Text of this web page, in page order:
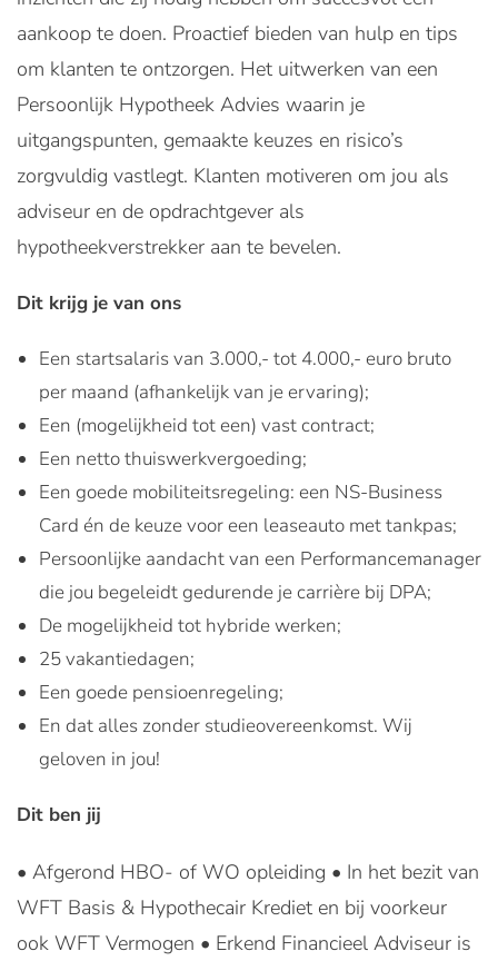
aankoop te doen. Proactief bieden van hulp en tips
om klanten te ontzorgen. Het uitwerken van een
Persoonlijk Hypotheek Advies waarin je
uitgangspunten, gemaakte keuzes en risico’s
zorgvuldig vastlegt. Klanten motiveren om jou als
adviseur en de opdrachtgever als
hypotheekverstrekker aan te bevelen.
Dit krijg je van ons
Een startsalaris van 3.000,- tot 4.000,- euro bruto
per maand (afhankelijk van je ervaring);
Een (mogelijkheid tot een) vast contract;
Een netto thuiswerkvergoeding;
Een goede mobiliteitsregeling: een NS-Business
Card én de keuze voor een leaseauto met tankpas;
Persoonlijke aandacht van een Performancemanager
die jou begeleidt gedurende je carrière bij DPA;
De mogelijkheid tot hybride werken;
25 vakantiedagen;
Een goede pensioenregeling;
En dat alles zonder studieovereenkomst. Wij
geloven in jou!
Dit ben jij
• Afgerond HBO- of WO opleiding • In het bezit van
WFT Basis & Hypothecair Krediet en bij voorkeur
ook WFT Vermogen • Erkend Financieel Adviseur is